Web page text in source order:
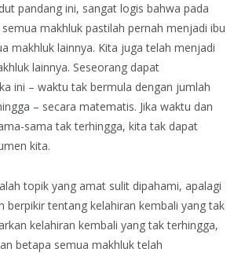
pandang ini, sangat logis bahwa pada
makhluk pastilah pernah menjadi ibu
makhluk lainnya. Kita juga telah menjadi
lainnya. Seseorang dapat
ini – waktu tak bermula dengan jumlah
– secara matematis. Jika waktu dan
sama tak terhingga, kita tak dapat
kita.
topik yang amat sulit dipahami, apalagi
berpikir tentang kelahiran kembali yang tak
kelahiran kembali yang tak terhingga,
betapa semua makhluk telah